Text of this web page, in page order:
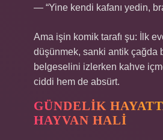
— “Yine kendi kafanı yedin,
Ama işin komik tarafı şu: İlk
düşünmek, sanki antik çağda
belgeselini izlerken kahve
ciddi hem de absürt.
GÜNDELIK
HAYVAN HALI